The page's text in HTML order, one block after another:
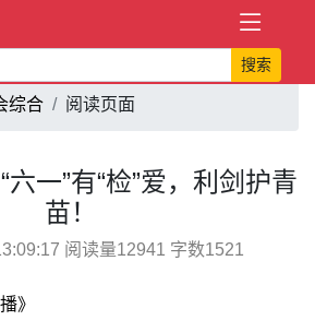
搜索
综合 阅读页面
六一”有“检”爱，利剑护青
苗！
阅读量12941 字数1521
》